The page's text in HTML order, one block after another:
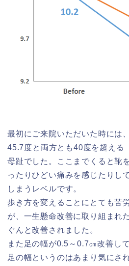
最初にご来院いただいた時には
45.7度と両方とも40度を超える
母趾でした。ここまでくると靴
ったりひどい痛みを感じたりし
しまうレベルです。
歩き方を変えることにとても苦
が、一生懸命改善に取り組まれ
ぐんと改善されました。
また足の幅が0.5～0.7㎝改善して
足の幅というのはあまり気にさ